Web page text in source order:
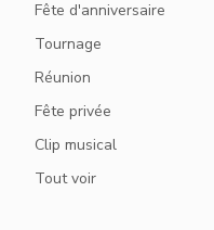
Fête d'anniversaire
Tournage
Réunion
Fête privée
Clip musical
Tout voir